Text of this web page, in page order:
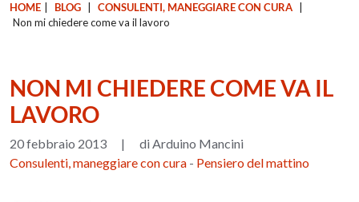
HOME BLOG CONSULENTI, MANEGGIARE CON CURA
Non mi chiedere come va il lavoro
NON MI CHIEDERE COME VA IL
LAVORO
20 febbraio 2013 |
di Arduino Mancini
Consulenti, maneggiare con cura - Pensiero del mattino